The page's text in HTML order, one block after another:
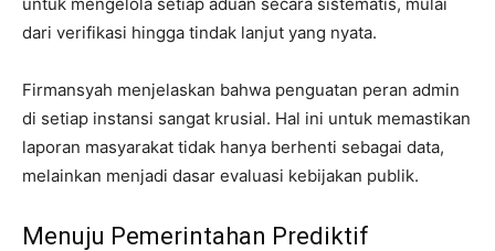
dari verifikasi hingga tindak lanjut yang nyata.
Firmansyah menjelaskan bahwa penguatan peran admin
di setiap instansi sangat krusial. Hal ini untuk memastikan
laporan masyarakat tidak hanya berhenti sebagai data,
melainkan menjadi dasar evaluasi kebijakan publik.
Menuju Pemerintahan Prediktif